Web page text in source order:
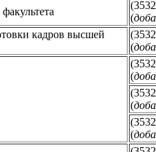
(
кадров высшей
(
(
(
(